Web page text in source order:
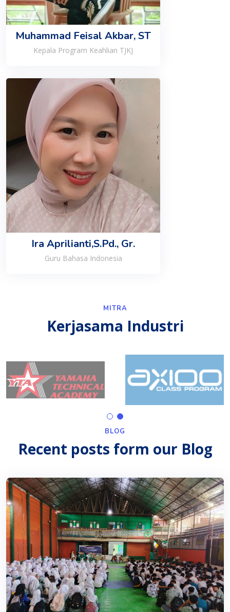
Muhammad Feisal Akbar, ST
Kepala Program Keahlian TJKJ
Ira Aprilianti,S.Pd., Gr.
Guru Bahasa Indonesia
MITRA
Kerjasama Industri
BLOG
Recent posts form our Blog